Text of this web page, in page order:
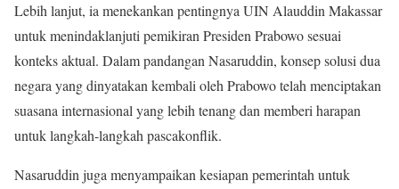
Lebih lanjut, ia menekankan pentingnya UIN Alauddin Makassar
untuk menindaklanjuti pemikiran Presiden Prabowo sesuai
konteks aktual. Dalam pandangan Nasaruddin, konsep solusi dua
negara yang dinyatakan kembali oleh Prabowo telah menciptakan
suasana internasional yang lebih tenang dan memberi harapan
untuk langkah-langkah pascakonflik.
Nasaruddin juga menyampaikan kesiapan pemerintah untuk